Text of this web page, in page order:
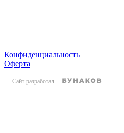
Конфиденциальность
Оферта
Сайт разработал